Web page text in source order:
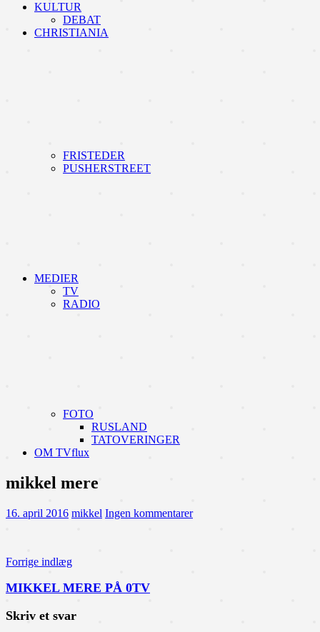
KULTUR
DEBAT
CHRISTIANIA
FRISTEDER
PUSHERSTREET
MEDIER
TV
RADIO
FOTO
RUSLAND
TATOVERINGER
OM TVflux
mikkel mere
16. april 2016 mikkel Ingen kommentarer
Indlægsnavigation
Forrige indlæg
MIKKEL MERE PÅ 0TV
Skriv et svar